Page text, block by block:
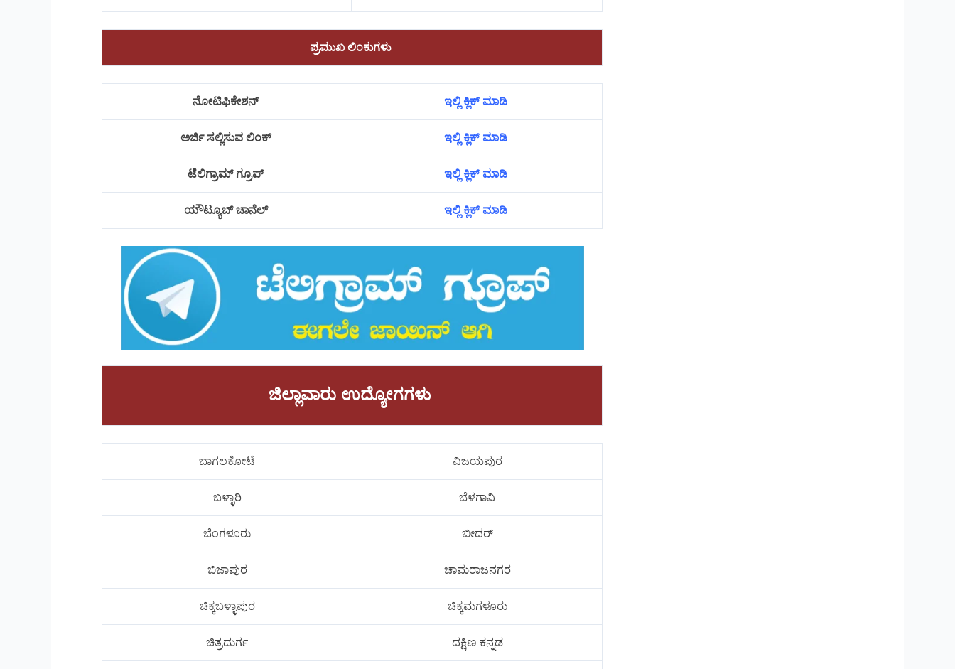
ಪ್ರಮುಖ ಲಿಂಕುಗಳು
ನೋಟಿಫಿಕೇಶನ್ ಇಲ್ಲಿ ಕ್ಲಿಕ್ ಮಾಡಿ
ಅರ್ಜಿ ಸಲ್ಲಿಸುವ ಲಿಂಕ್ ಇಲ್ಲಿ ಕ್ಲಿಕ್ ಮಾಡಿ
ಟೆಲಿಗ್ರಾಮ್ ಗ್ರೂಪ್ ಇಲ್ಲಿ ಕ್ಲಿಕ್ ಮಾಡಿ
ಯೌಟ್ಯೂಬ್ ಚಾನೆಲ್ ಇಲ್ಲಿ ಕ್ಲಿಕ್ ಮಾಡಿ
ಜಿಲ್ಲಾವಾರು ಉದ್ಯೋಗಗಳು
ಬಾಗಲಕೋಟೆ ವಿಜಯಪುರ
ಬಳ್ಳಾರಿ ಬೆಳಗಾವಿ
ಬೆಂಗಳೂರು ಬೀದರ್
ಬಿಜಾಪುರ ಚಾಮರಾಜನಗರ
ಚಿಕ್ಕಬಳ್ಳಾಪುರ ಚಿಕ್ಕಮಗಳೂರು
ಚಿತ್ರದುರ್ಗ ದಕ್ಷಿಣ ಕನ್ನಡ